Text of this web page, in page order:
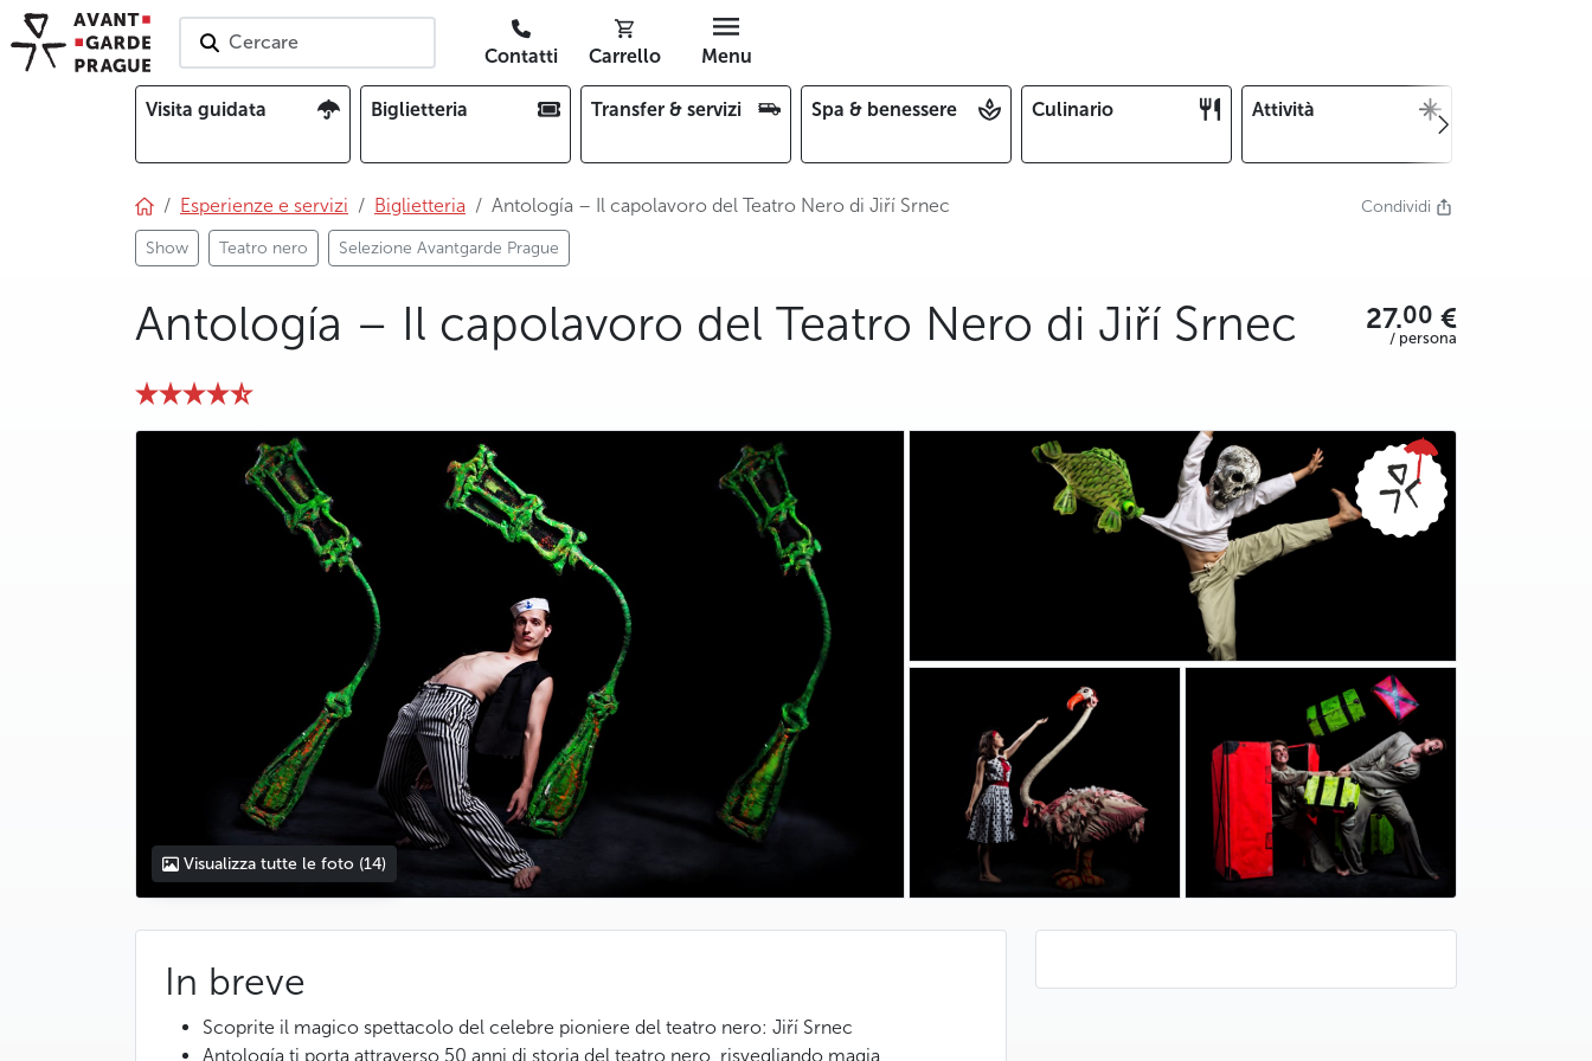
Cercare
Contatti Carrello Menu
Visita guidata Biglietteria Transfer & servizi Spa & benessere Culinario Attività
Esperienze e servizi Biglietteria Antología – Il capolavoro del Teatro Nero di Jiří Srnec
Show Teatro nero Selezione Avantgarde Prague
Condividi
Antología – Il capolavoro del Teatro Nero di Jiří Srnec 27.00 €
/ persona
photo 5
photo 6
photo 7
photo 8
photo 9
photo 10
photo 11
photo 12
photo 13
photo 14
Visualizza tutte le foto (14)
In breve
Scoprite il magico spettacolo del celebre pioniere del teatro nero: Jiří Srnec
Antología ti porta attraverso 50 anni di storia del teatro nero, risvegliando magia,